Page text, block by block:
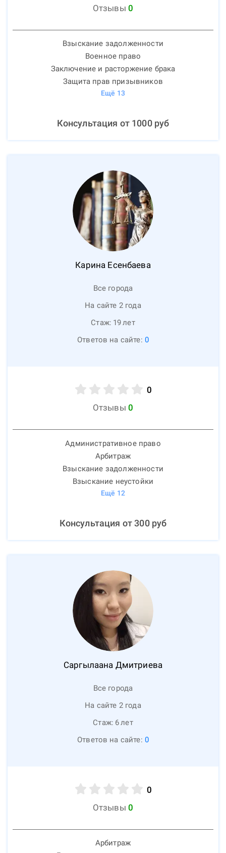
Отзывы 0
Взыскание задолженности
Военное право
Заключение и расторжение брака
Защита прав призывников
Ещё 13
Консультация от 1000руб
Карина Есенбаева
Все города
На сайте 2 года
Стаж: 19лет
Ответов на сайте: 0
0
Отзывы 0
Административное право
Арбитраж
Взыскание задолженности
Взыскание неустойки
Ещё 12
Консультация от300руб
Саргылаана Дмитриева
Все города
На сайте 2 года
Стаж: 6лет
Ответов на сайте: 0
0
Отзывы 0
Арбитраж